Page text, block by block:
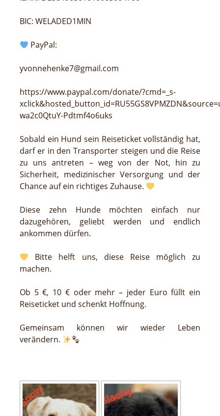
BIC: WELADED1MIN
PayPal:
yvonnehenke7@gmail.com
https://www.paypal.com/donate/?cmd=_s-
wa2c0QtuY-Pdtmf4o6uks
Sobald ein Hund sein Reiseticket vollständig hat,
darf er in den Transporter steigen und die Reise
zu uns antreten – weg von der Not, hin zu
Sicherheit, medizinischer Versorgung und der
Chance auf ein richtiges Zuhause.
Diese zehn Hunde möchten einfach nur
dazugehören, geliebt werden und endlich
ankommen dürfen.
Bitte helft uns, diese Reise möglich zu
machen.
Ob 5 €, 10 € oder mehr – jeder Euro füllt ein
Reiseticket und schenkt Hoffnung.
Gemeinsam können wir wieder Leben
verändern.